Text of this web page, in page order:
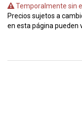
Temporalmente sin
Precios sujetos a
en esta página pueden